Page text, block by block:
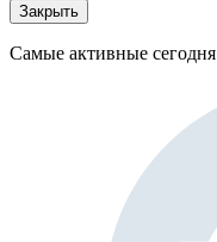
Закрыть
Самые активные сегодня